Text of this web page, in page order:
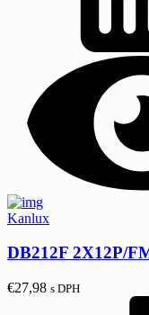
Kanlux
DB212F 2X12P/
€27,98 s DPH